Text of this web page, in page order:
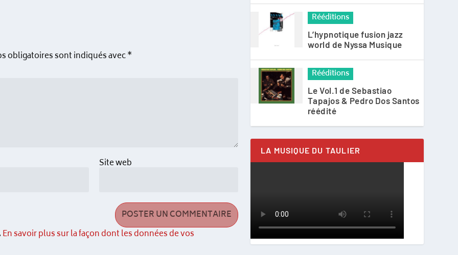
obligatoires sont indiqués avec*
Site web
En savoir plus sur la façon dont les données de vos
Rééditions
L’hypnotique fusion jazz
world de Nyssa Musique
Rééditions
Le Vol.1 de Sebastiao
Tapajos & Pedro Dos Santos
réédité
LA MUSIQUE DU TAULIER